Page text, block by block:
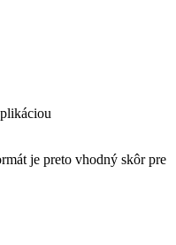
je preto vhodný skôr pre